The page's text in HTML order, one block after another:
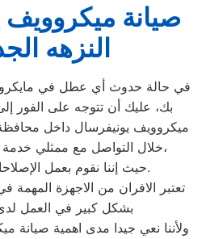
صيانة ميكروويف
النزهه
في حالة حدوث أي عطل في
بك، عليك أن تتوجه على الفور
ميكروويف يونيفرسال داخل محافظة
خلال التواصل مع ممثلي خدمة العملاء عبر الهاتف،
حيث إننا نقوم بعمل الإصلاحات داخل منزلك.
تعتبر الافران من الاجهزة المهمة
بشكل كبير في العمل
ولأننا نعي جيدا مدى اهمية صيانة